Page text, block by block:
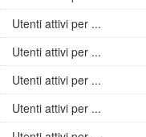
Utenti attivi per ...
Utenti attivi per ...
Utenti attivi per ...
Utenti attivi per ...